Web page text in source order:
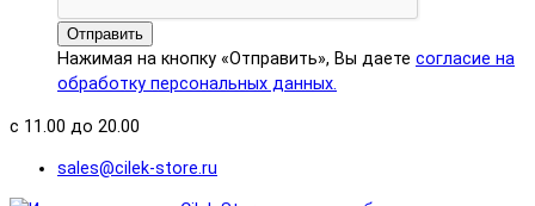
Отправить
Нажимая на кнопку «Отправить», Вы даете согласие на
обработку персональных данных.
с 11.00 до 20.00
sales@cilek-store.ru